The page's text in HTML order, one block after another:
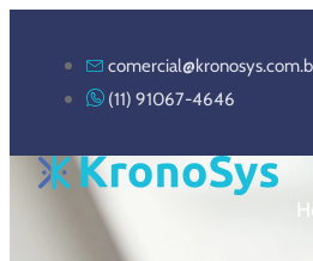
(11) 91067-4646